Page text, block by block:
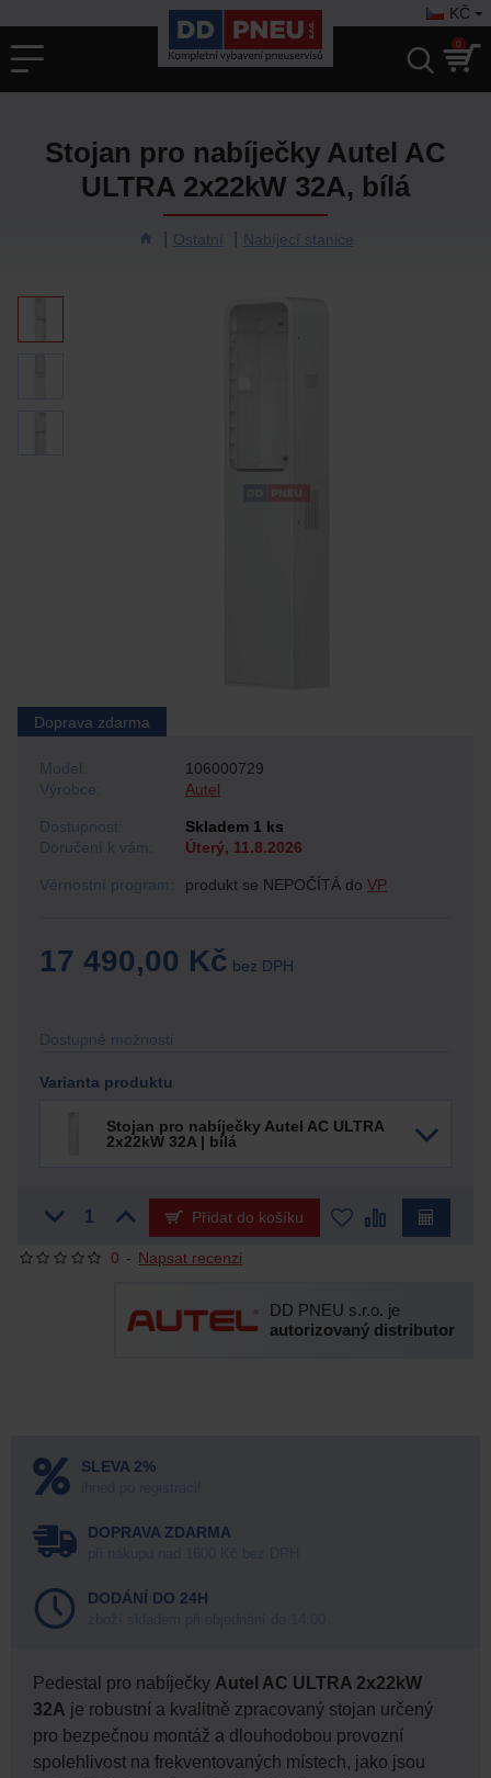
KČ
0
Ostatní Nabíjecí stanice
Stojan pro nabíječky Autel AC
ULTRA 2x22kW 32A, bílá
Doprava zdarma
0 - Napsat recenzi
17 490,00 Kč bez DPH
Věrnostní program: produkt se NEPOČÍTÁ do VP
Dostupnost:
Skladem 1 ks
Doručení k vám:
Úterý, 11.8.2026
Výrobce: Autel
Model: 106000729
Dostupné možnosti
Varianta produktu
Stojan pro nabíječky Autel AC ULTRA
2x22kW 32A | bílá
Přidat do košíku
DD PNEU s.r.o. je
autorizovaný distributor
SLEVA 2%
DOPRAVA ZDARMA
DODÁNÍ DO 24H
Pedestal pro nabíječky Autel AC ULTRA 2x22kW
32A je robustní a kvalitně zpracovaný stojan určený
pro bezpečnou montáž a dlouhodobou provozní
spolehlivost na frekventovaných místech, jako jsou